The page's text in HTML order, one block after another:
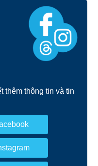
thêm thông tin và tin